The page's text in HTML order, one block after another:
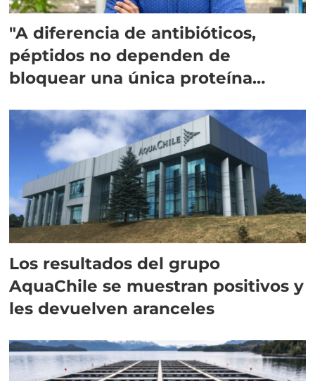
"A diferencia de antibióticos,
péptidos no dependen de
bloquear una única proteína
Los resultados del grupo
AquaChile se muestran positivos y
les devuelven aranceles